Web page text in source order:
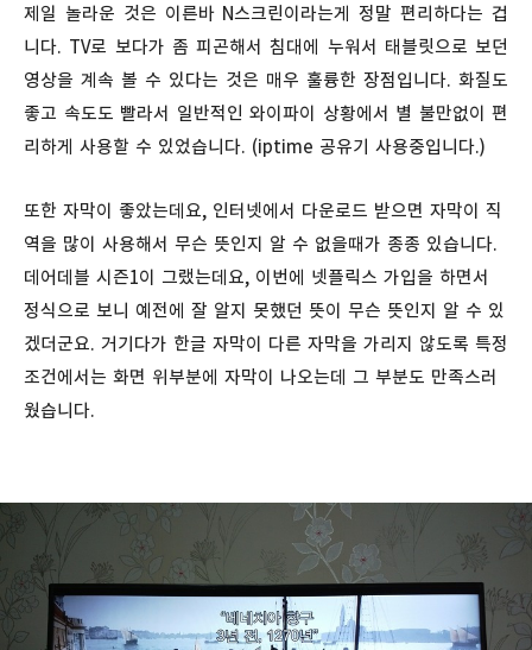
제일 놀라운 것은 이른바 N스크린이라는게 정말 편리하다는 겁
니다. TV로 보다가 좀 피곤해서 침대에 누워서 태블릿으로 보던
영상을 계속 볼 수 있다는 것은 매우 훌륭한 장점입니다. 화질도
좋고 속도도 빨라서 일반적인 와이파이 상황에서 별 불만없이 편
리하게 사용할 수 있었습니다. (iptime 공유기 사용중입니다.)
또한 자막이 좋았는데요, 인터넷에서 다운로드 받으면 자막이 직
역을 많이 사용해서 무슨 뜻인지 알 수 없을때가 종종 있습니다.
데어데블 시즌1이 그랬는데요, 이번에 넷플릭스 가입을 하면서
정식으로 보니 예전에 잘 알지 못했던 뜻이 무슨 뜻인지 알 수 있
겠더군요. 거기다가 한글 자막이 다른 자막을 가리지 않도록 특정
조건에서는 화면 위부분에 자막이 나오는데 그 부분도 만족스러
웠습니다.